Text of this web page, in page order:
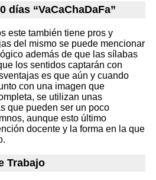
días “VaCaChaDaFa”
este también tiene pros y
del mismo se puede mencionar
además de que las sílabas
los sentidos captarán con
es que aún y cuando
con una imagen que
se utilizan unas
que pueden ser un poco
aunque esto último
docente y la forma en la que
Trabajo